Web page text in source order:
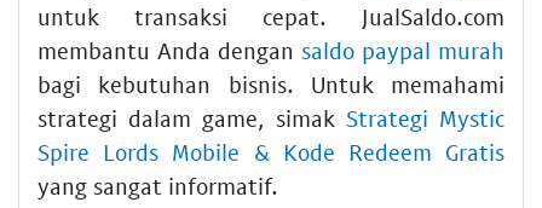
untuk transaksi cepat. JualSaldo.com
membantu Anda dengan saldo paypal murah
bagi kebutuhan bisnis. Untuk memahami
strategi dalam game, simak Strategi Mystic
Spire Lords Mobile & Kode Redeem Gratis
yang sangat informatif.